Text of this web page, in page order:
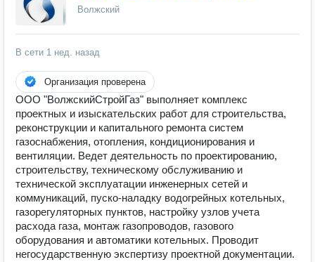
Волжский
В сети 1 нед. назад
Организация проверена
ООО "ВолжскийСтройГаз" выполняет комплекс
проектных и изыскательских работ для строительства,
реконструкции и капитального ремонта систем
газоснабжения, отопления, кондиционирования и
вентиляции. Ведет деятельность по проектированию,
строительству, техническому обслуживанию и
технической эксплуатации инженерных сетей и
коммуникаций, пуско-наладку водогрейных котельных,
газорегуляторных пунктов, настройку узлов учета
расхода газа, монтаж газопроводов, газового
оборудования и автоматики котельных. Проводит
негосударственную экспертизу проектной документации.